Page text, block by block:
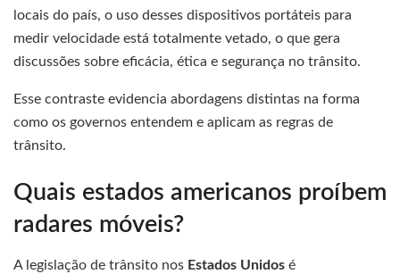
locais do país, o uso desses dispositivos portáteis para
medir velocidade está totalmente vetado, o que gera
discussões sobre eficácia, ética e segurança no trânsito.
Esse contraste evidencia abordagens distintas na forma
como os governos entendem e aplicam as regras de
trânsito.
Quais estados americanos proíbem
radares móveis?
A legislação de trânsito nos Estados Unidos é